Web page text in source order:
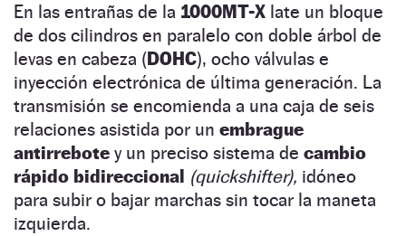
En las entrañas de la 1000MT-X late un bloque
de dos cilindros en paralelo con doble árbol de
levas en cabeza ( DOHC), ocho válvulas e
inyección electrónica de última generación. La
transmisión se encomienda a una caja de seis
relaciones asistida por un embrague
antirrebote y un preciso sistema de cambio
rápido bidireccional (quickshifter), idóneo
para subir o bajar marchas sin tocar la maneta
izquierda.